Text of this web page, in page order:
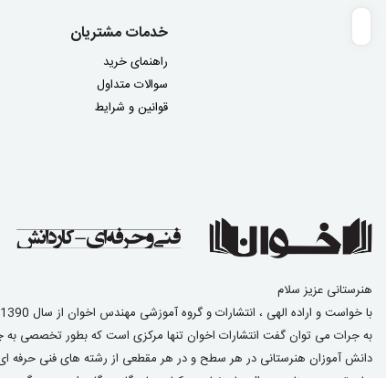
خدمات مشتریان
راهنمای خرید
سوالات متداول
قوانین و شرایط
هنرستانی عزیز سلام
با خواست و اراده الهی ، انتشارات و گروه آموزشی مهندس اخوان از سال 1390 فعالیت خود در زمینه چاپ کتاب ویژه دانش آموزان هنرستانی را آغاز نمود.
به جرات می توان گفت انتشارات اخوان تنها مرکزی است که بطور تخصصی به
دانش آموزان هنرستانی در هر سطح و در هر مقطعی از رشته های فنی حرفه